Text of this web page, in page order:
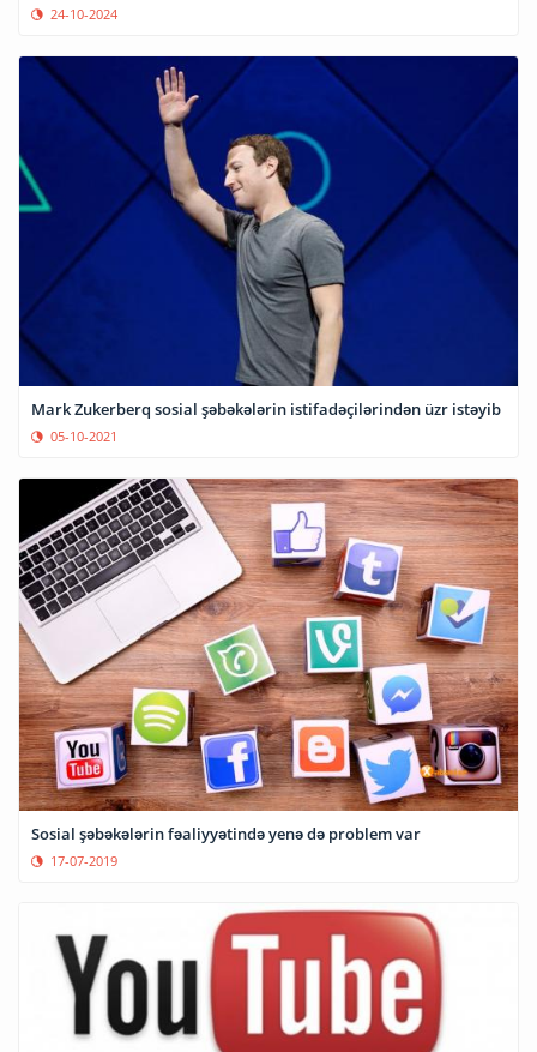
24-10-2024
Mark Zukerberq sosial şəbəkələrin istifadəçilərindən üzr istəyib
05-10-2021
Sosial şəbəkələrin fəaliyyətində yenə də problem var
17-07-2019